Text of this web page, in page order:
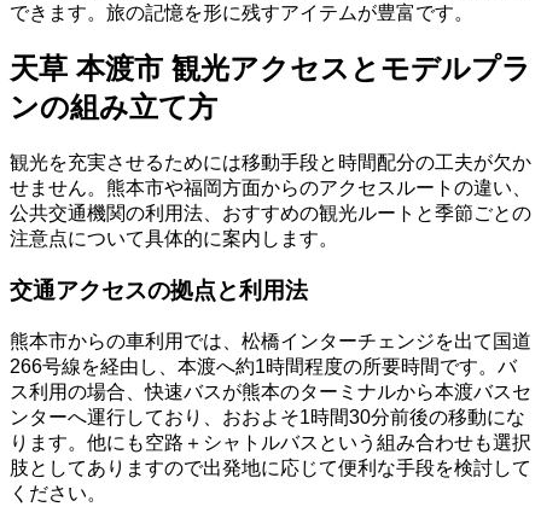
できます。旅の記憶を形に残すアイテムが豊富です。
天草 本渡市 観光アクセスとモデルプラ
ンの組み立て方
観光を充実させるためには移動手段と時間配分の工夫が欠か
せません。熊本市や福岡方面からのアクセスルートの違い、
公共交通機関の利用法、おすすめの観光ルートと季節ごとの
注意点について具体的に案内します。
交通アクセスの拠点と利用法
熊本市からの車利用では、松橋インターチェンジを出て国道
266号線を経由し、本渡へ約1時間程度の所要時間です。バ
ス利用の場合、快速バスが熊本のターミナルから本渡バスセ
ンターへ運行しており、おおよそ1時間30分前後の移動にな
ります。他にも空路＋シャトルバスという組み合わせも選択
肢としてありますので出発地に応じて便利な手段を検討して
ください。